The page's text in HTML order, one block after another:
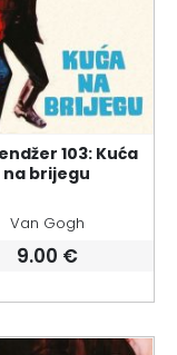
103: Kuća
na brijegu
Van Gogh
9.00 €